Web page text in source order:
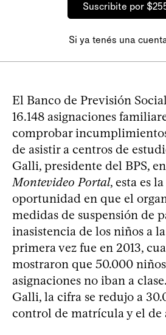
Suscribite por
Si ya tenés una
El Banco de Previsión
16.148 asignaciones
comprobar
de asistir a centros de
Galli, presidente del BPS,
Montevideo Portal, esta es
oportunidad en que el
medidas de suspensión de
inasistencia de los niños a
primera vez fue en 2013,
mostraron que 50.000
asignaciones no iban a
Galli, la cifra se redujo a
control de matrícula y el de